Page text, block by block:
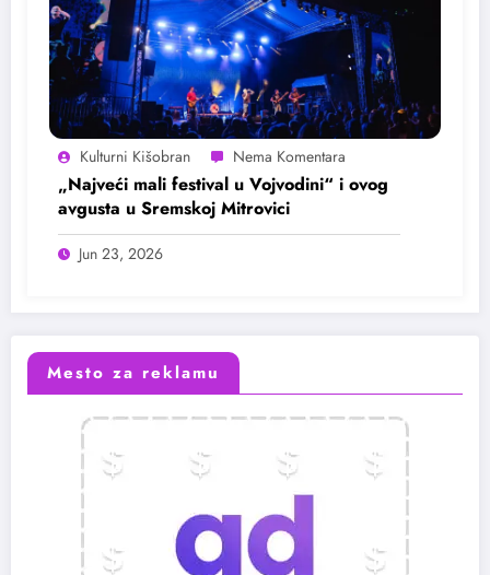
Kulturni Kišobran
„Najveći mali festival u Vojvodini“ i ovog
avgusta u Sremskoj Mitrovici
Jun 23, 2026
Mesto za reklamu